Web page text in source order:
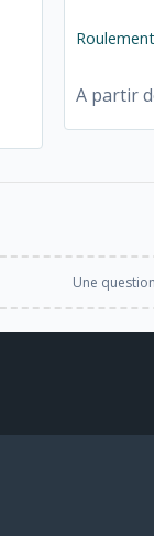
A partir
Une